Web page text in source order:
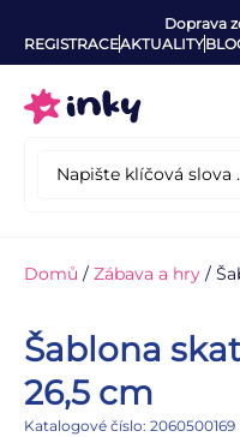
Doprava
REGISTRACEAKTUALITY
Domů / Zábava a hry /
Šablona
26,5 cm
Katalogové číslo: 2060500169